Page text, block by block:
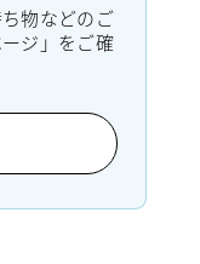
物などのご
ジ」をご確